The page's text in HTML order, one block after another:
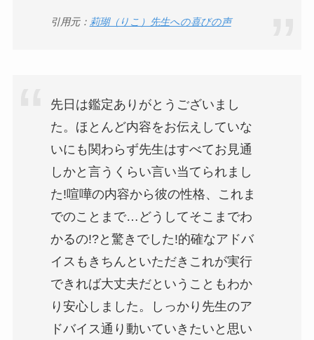
引用元： 莉瑚（りこ）先生への喜びの声
先日は鑑定ありがとうございまし
た。ほとんど内容をお伝えしていな
いにも関わらず先生はすべてお見通
しかと言うくらい言い当てられまし
た!喧嘩の内容から彼の性格、これま
でのことまで…どうしてそこまでわ
かるの!?と驚きでした!的確なアドバ
イスもきちんといただきこれが実行
できれば大丈夫だということもわか
り安心しました。しっかり先生のア
ドバイス通り動いていきたいと思い